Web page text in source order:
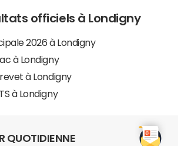
officiels à Londigny
2026 à Londigny
à Londigny
à Londigny
à Londigny
QUOTIDIENNE